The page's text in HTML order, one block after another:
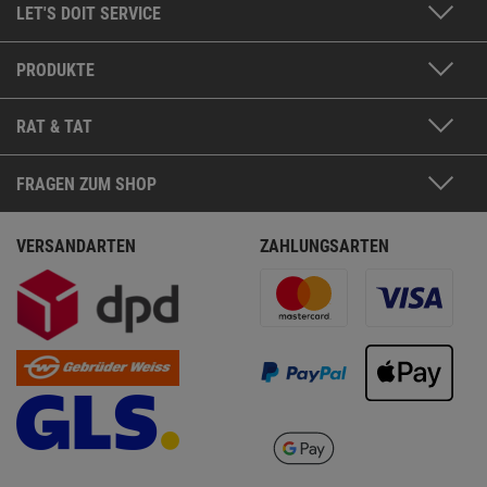
LET'S DOIT SERVICE
PRODUKTE
RAT & TAT
FRAGEN ZUM SHOP
VERSANDARTEN ZAHLUNGSARTEN